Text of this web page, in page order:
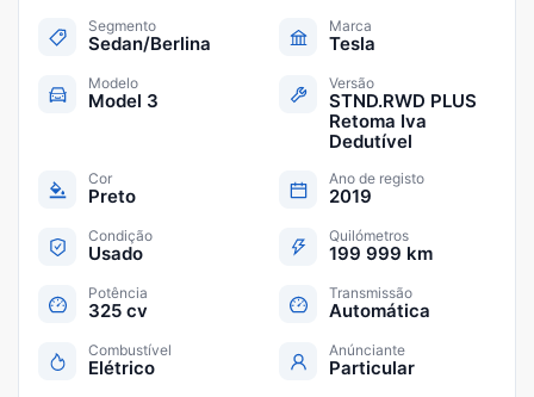
Segmento
Sedan/Berlina
Marca
Tesla
Modelo
Model 3
Versão
STND.RWD PLUS
Retoma Iva
Dedutível
Cor
Preto
Ano de registo
2019
Condição
Usado
Quilómetros
199 999 km
Potência
325 cv
Transmissão
Automática
Combustível
Elétrico
Anúnciante
Particular